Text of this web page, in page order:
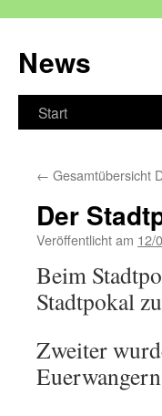
springen
News
Start
← Gesamtübersicht
Der
Veröffentlicht am 12/
Beim
Stadtpokal
Zweiter